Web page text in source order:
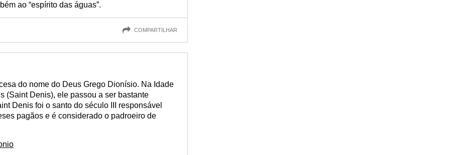
ao “espírito das águas”.
COMPARTILHAR
do nome do Deus Grego Dionísio. Na Idade
(Saint Denis), ele passou a ser bastante
Denis foi o santo do século III responsável
pagãos e é considerado o padroeiro de